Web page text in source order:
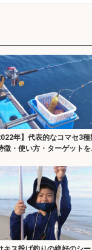
年】代表的なコマセ3種
徴・使い方・ターゲットを